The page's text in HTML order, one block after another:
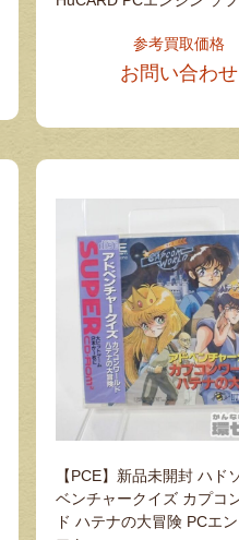
参考買取価格
お問い合わせ
【PCE】新品未開封 ハド
ベンチャークイズ カプコ
ド ハテナの大冒険 PCエ